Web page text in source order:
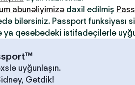
abunəliyimizə daxil edilmiş
bilərsiniz. Passport funksiyası
qəsəbədəki istifadəçilərlə
uyğunlaşın.
Getdik!